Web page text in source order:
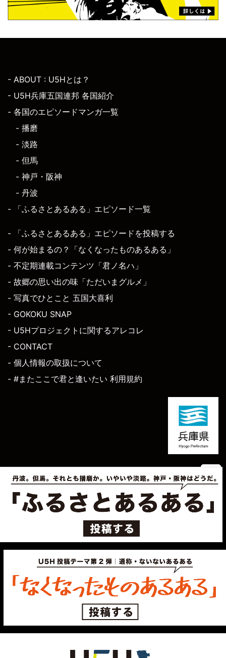
- ABOUT : U5Hとは？
- U5H兵庫五国連邦 各国紹介
- 各国のエピソードマンガ一覧
- 播磨
- 淡路
- 但馬
- 神戸・阪神
- 丹波
- 「ふるさとあるある」エピソード一覧
- 「ふるさとあるある」エピソードを投稿する
- 何が始まるの？「なくなったものあるある」
- 不定期連載コンテンツ「君ノ名ハ」
- 故郷の思い出の味「ただいまグルメ」
- 写真でひとこと 五国大喜利
- GOKOKU SNAP
- U5Hプロジェクトに関するアレコレ
- CONTACT
- 個人情報の取扱について
- #またここで君と逢いたい 利用規約